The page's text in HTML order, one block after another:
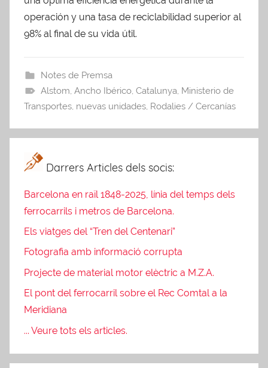
operación y una tasa de reciclabilidad superior al
98% al final de su vida útil.
Notes de Premsa
Alstom Ancho Ibérico, Catalunya Ministerio de
Transportes nuevas unidades Rodalies / Cercanías
Darrers Articles dels socis:
Barcelona en raïl 1848-2025, línia del temps dels
ferrocarrils i metros de Barcelona.
Els viatges del “Tren del Centenari”
Fotografia amb informació corrupta
Projecte de material motor elèctric a M.Z.A.
El pont del ferrocarril sobre el Rec Comtal a la
Meridiana
... Veure tots els articles.